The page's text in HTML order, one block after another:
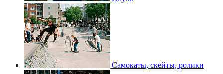
Самокаты, скейты, ролики